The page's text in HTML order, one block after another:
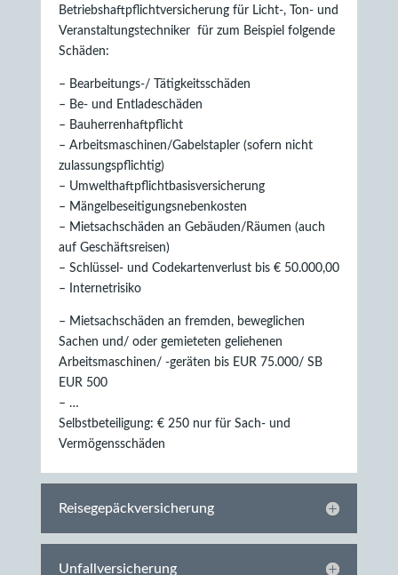
Betriebshaftpflichtversicherung für Licht-, Ton- und
Veranstaltungstechniker für zum Beispiel folgende
Schäden:
– Bearbeitungs-/ Tätigkeitsschäden
– Be- und Entladeschäden
– Bauherrenhaftpflicht
– Arbeitsmaschinen/Gabelstapler (sofern nicht
zulassungspflichtig)
– Umwelthaftpflichtbasisversicherung
– Mängelbeseitigungsnebenkosten
– Mietsachschäden an Gebäuden/Räumen (auch
auf Geschäftsreisen)
– Schlüssel- und Codekartenverlust bis € 50.000,00
– Internetrisiko
– Mietsachschäden an fremden, beweglichen
Sachen und/ oder gemieteten geliehenen
Arbeitsmaschinen/ -geräten bis EUR 75.000/ SB
EUR 500
– …
Selbstbeteiligung: € 250 nur für Sach- und
Vermögensschäden
Reisegepäckversicherung
Unfallversicherung